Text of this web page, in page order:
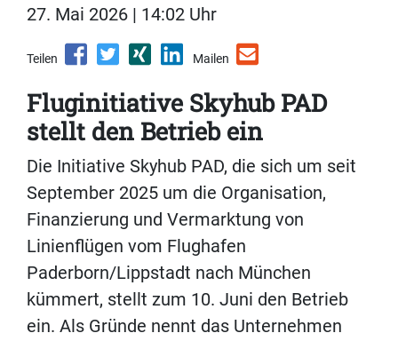
27. Mai 2026 | 14:02 Uhr
Teilen Mailen
Fluginitiative Skyhub PAD
stellt den Betrieb ein
Die Initiative Skyhub PAD, die sich um seit
September 2025 um die Organisation,
Finanzierung und Vermarktung von
Linienflügen vom Flughafen
Paderborn/Lippstadt nach München
kümmert, stellt zum 10. Juni den Betrieb
ein. Als Gründe nennt das Unternehmen